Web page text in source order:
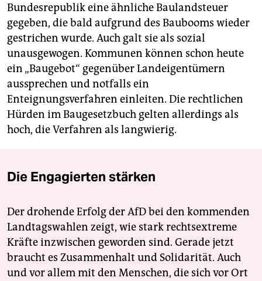
Bundesrepublik eine ähnliche Baulandsteuer
gegeben, die bald aufgrund des Baubooms wieder
gestrichen wurde. Auch galt sie als sozial
unausgewogen. Kommunen können schon heute
ein „Baugebot“ gegenüber Landeigentümern
aussprechen und notfalls ein
Enteignungsverfahren einleiten. Die rechtlichen
Hürden im Baugesetzbuch gelten allerdings als
hoch, die Verfahren als langwierig.
Die Engagierten stärken
Der drohende Erfolg der AfD bei den kommenden
Landtagswahlen zeigt, wie stark rechtsextreme
Kräfte inzwischen geworden sind. Gerade jetzt
braucht es Zusammenhalt und Solidarität. Auch
und vor allem mit den Menschen, die sich vor Ort